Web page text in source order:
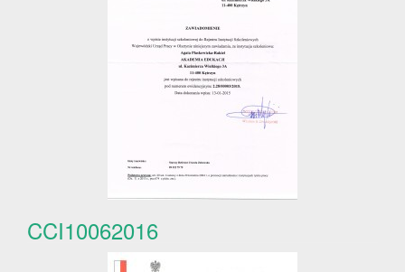
CCI10062016